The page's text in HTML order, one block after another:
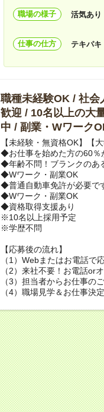
職場の様子 活気あり
仕事の仕方 テキパキ
職種未経験OK / 社会
歓迎 / 10名以上の大
中 / 副業・Wワーク
【未経験・無資格OK】【大
◆お仕事を始めた方の60％
◆年齢不問！ブランクのあ
◆Wワーク・副業OK
◆普通自動車免許が必要で
◆Wワーク・副業OK
◆資格取得支援あり
※10名以上採用予定
※学歴不問
【応募後の流れ】
（1）Webまたはお電話で
（2）来社不要！お電話or
（3）担当者からお仕事の
（4）職場見学＆お仕事決定